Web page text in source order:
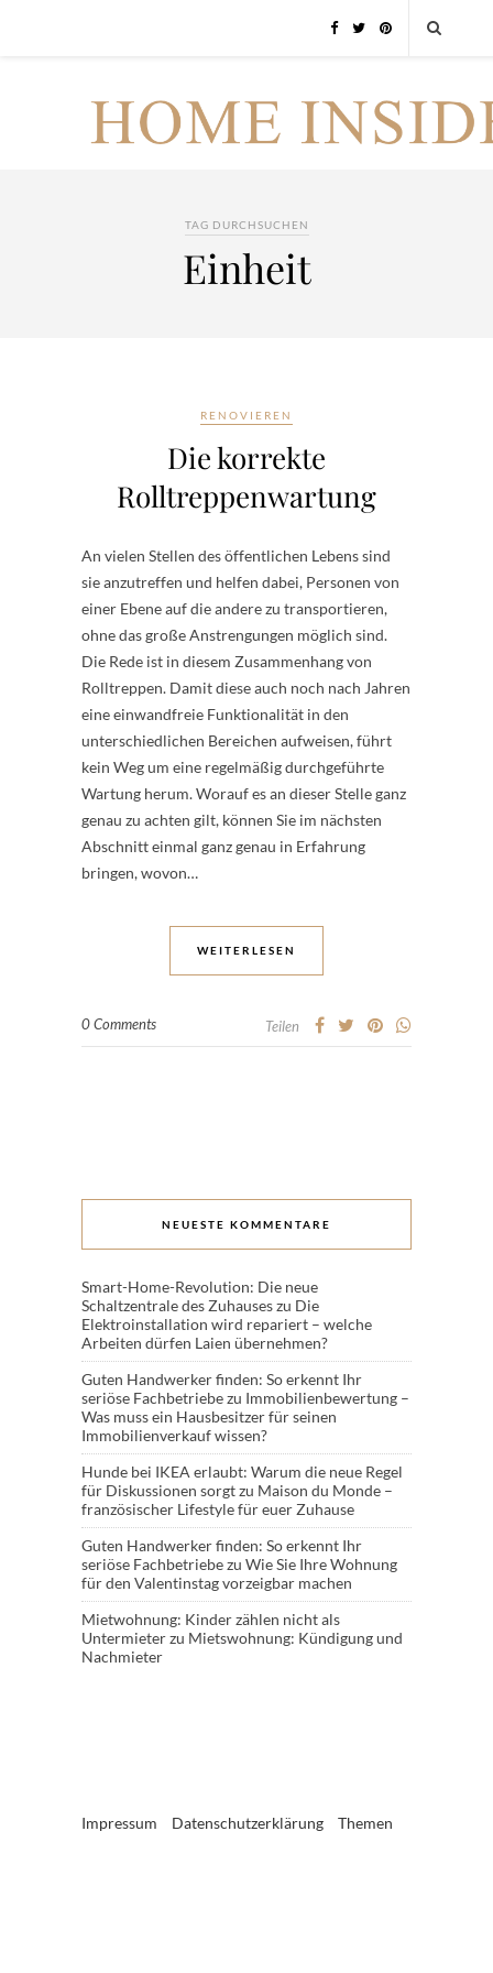
TAG DURCHSUCHEN
Einheit
RENOVIEREN
Die korrekte
Rolltreppenwartung
An vielen Stellen des öffentlichen Lebens sind
sie anzutreffen und helfen dabei, Personen von
einer Ebene auf die andere zu transportieren,
ohne das große Anstrengungen möglich sind.
Die Rede ist in diesem Zusammenhang von
Rolltreppen. Damit diese auch noch nach Jahren
eine einwandfreie Funktionalität in den
unterschiedlichen Bereichen aufweisen, führt
kein Weg um eine regelmäßig durchgeführte
Wartung herum. Worauf es an dieser Stelle ganz
genau zu achten gilt, können Sie im nächsten
Abschnitt einmal ganz genau in Erfahrung
bringen, wovon…
WEITERLESEN
0 Comments Teilen
NEUESTE KOMMENTARE
Smart-Home-Revolution: Die neue
Schaltzentrale des Zuhauseszu Die
Elektroinstallation wird repariert – welche
Arbeiten dürfen Laien übernehmen?
Guten Handwerker finden: So erkennt Ihr
seriöse Fachbetriebezu Immobilienbewertung –
Was muss ein Hausbesitzer für seinen
Immobilienverkauf wissen?
Hunde bei IKEA erlaubt: Warum die neue Regel
für Diskussionen sorgtzu Maison du Monde –
französischer Lifestyle für euer Zuhause
Guten Handwerker finden: So erkennt Ihr
seriöse Fachbetriebezu Wie Sie Ihre Wohnung
für den Valentinstag vorzeigbar machen
Mietwohnung: Kinder zählen nicht als
Untermieterzu Mietswohnung: Kündigung und
Nachmieter
Impressum Datenschutzerklärung Themen